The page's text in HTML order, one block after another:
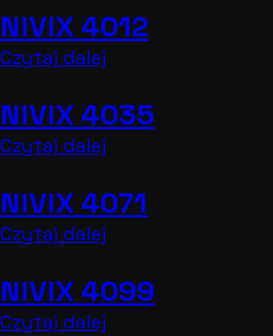
NIVIX 4012
Czytaj dalej
NIVIX 4035
Czytaj dalej
NIVIX 4071
Czytaj dalej
NIVIX 4099
Czytaj dalej